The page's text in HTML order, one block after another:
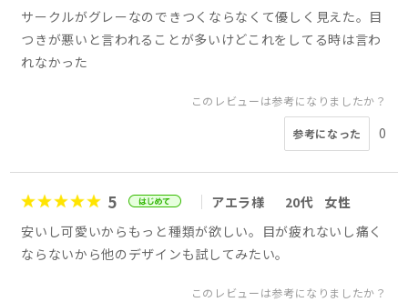
サークルがグレーなのできつくならなくて優しく見えた。目
つきが悪いと言われることが多いけどこれをしてる時は言わ
れなかった
このレビューは参考になりましたか？
参考になった 0
5 アエラ様 20代
女性
安いし可愛いからもっと種類が欲しい。目が疲れないし痛く
ならないから他のデザインも試してみたい。
このレビューは参考になりましたか？